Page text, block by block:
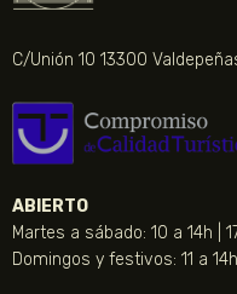
C/Unión 10 13300
ABIERTO
Martes a sábado: 10 a 14h |
Domingos y festivos: 11 a 14h